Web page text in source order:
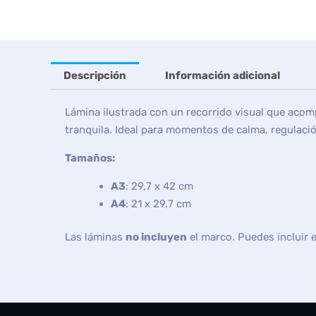
Descripción Información adicional
Lámina ilustrada con un recorrido visual que
tranquila. Ideal para momentos de calma,
Tamaños:
A3: 29,7 x 42 cm
A4: 21 x 29,7 cm
Las láminas no incluyen el marco. Puedes incluir